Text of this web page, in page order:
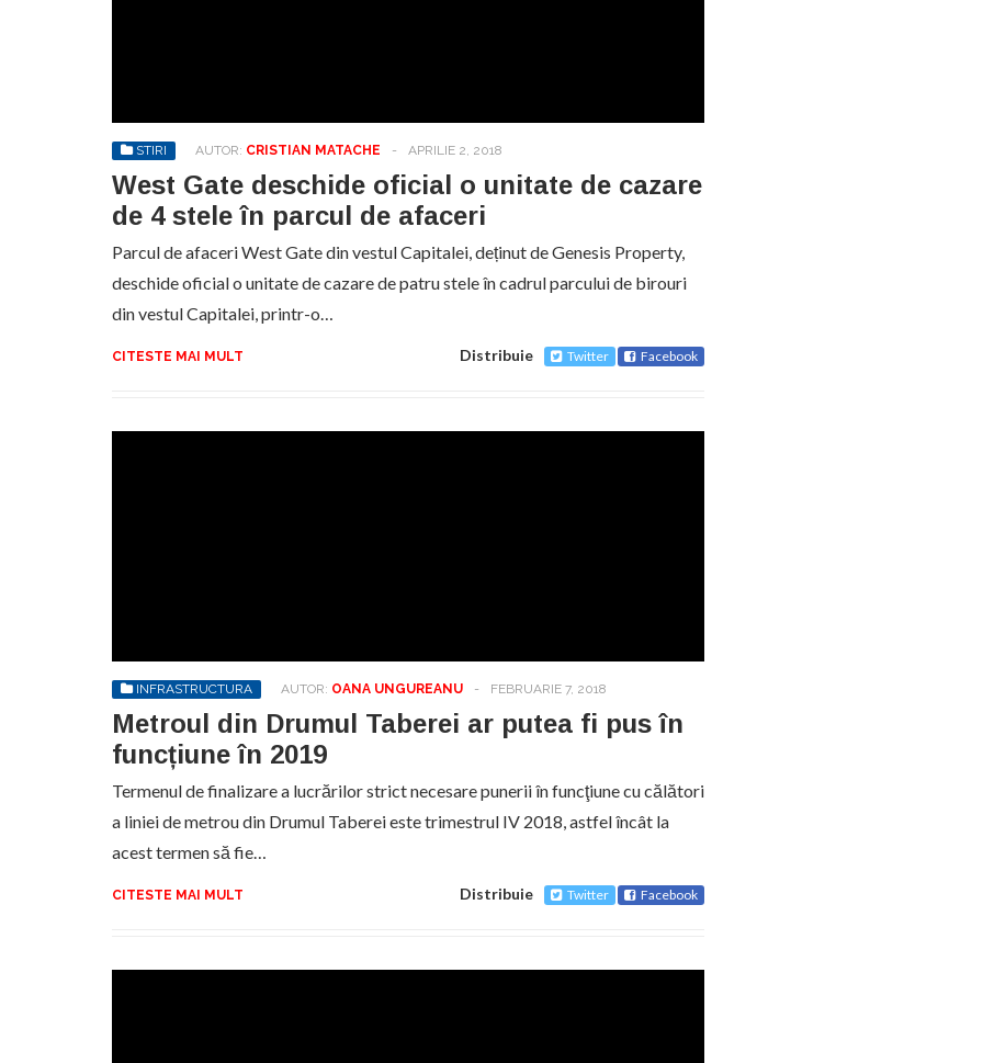
STIRI AUTOR: CRISTIAN MATACHE - APRILIE 2, 2018
West Gate deschide oficial o unitate de cazare
de 4 stele în parcul de afaceri
Parcul de afaceri West Gate din vestul Capitalei, deținut de Genesis Property,
deschide oficial o unitate de cazare de patru stele în cadrul parcului de birouri
din vestul Capitalei, printr-o…
CITESTE MAI MULT Distribuie Twitter Facebook
INFRASTRUCTURA AUTOR: OANA UNGUREANU - FEBRUARIE 7, 2018
Metroul din Drumul Taberei ar putea fi pus în
funcțiune în 2019
Termenul de finalizare a lucrărilor strict necesare punerii în funcţiune cu călători
a liniei de metrou din Drumul Taberei este trimestrul IV 2018, astfel încât la
acest termen să fie…
CITESTE MAI MULT Distribuie Twitter Facebook